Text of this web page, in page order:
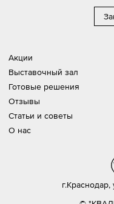
Акции
Выставочный зал
Готовые решения
Отзывы
Статьи и советы
О нас
г.Краснодар,